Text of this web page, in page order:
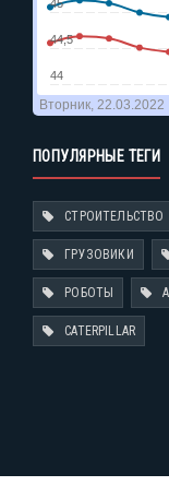
ПОПУЛЯРНЫЕ ТЕГИ
СТРОИТЕЛЬСТВО
ГРУЗОВИКИ
РОБОТЫ
CATERPILLAR